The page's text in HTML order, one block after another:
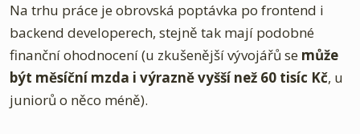
Na trhu práce je obrovská poptávka po frontend i
backend developerech, stejně tak mají podobné
finanční ohodnocení (u zkušenější vývojářů se může
být měsíční mzda i výrazně vyšší než 60 tisíc Kč, u
juniorů o něco méně).